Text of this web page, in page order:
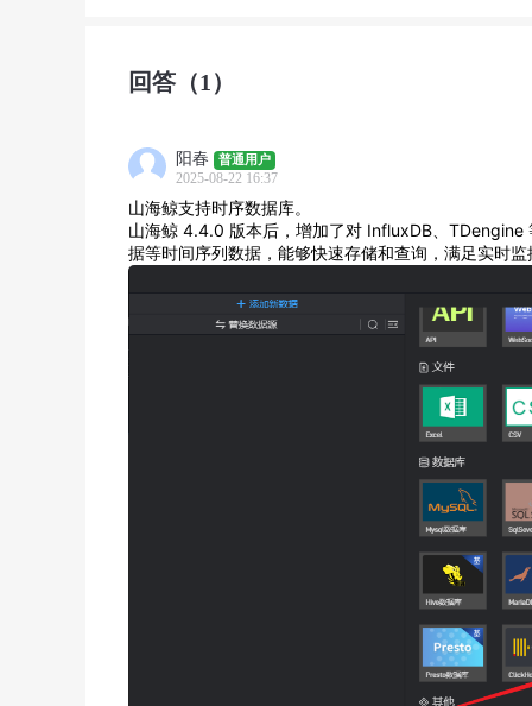
回答 （1）
阳春 普通用户
2025-08-22 16:37
山海鲸支持时序数据库。
山海鲸 4.4.0 版本后，增加了对 InfluxDB、TDengine
据等时间序列数据，能够快速存储和查询，满足实时